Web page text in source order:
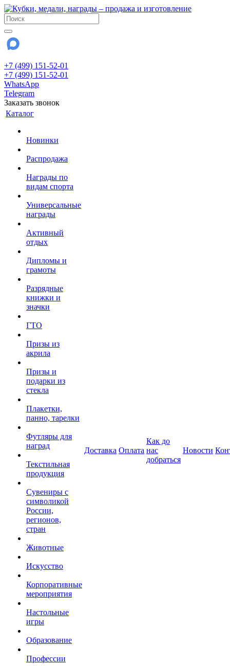
+7 (499) 151-52-01
+7 (499) 151-52-01
WhatsApp
Telegram
Заказать звонок
Каталог
Новинки
Распродажа
Награды по
видам спорта
Универсальные
награды
Активный
отдых
Дипломы и
грамоты
Разрядные
книжки и
значки
ГТО
Призы из
акрила
Призы и
подарки из
стекла
Плакетки,
панно, тарелки
Футляры для
наград
Текстильная
продукция
Сувениры с
символикой
России,
регионов,
стран
Животные
Искусство
Корпоративные
мероприятия
Настольные
игры
Образование
Профессии
Доставка Оплата
Как до
нас
добраться
Новости